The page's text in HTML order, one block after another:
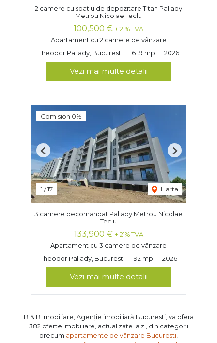
2 camere cu spatiu de depozitare Titan Pallady
Metrou Nicolae Teclu
100,500 € + 21% TVA
Apartament cu 2 camere de vânzare
Theodor Pallady, Bucuresti
61.9 mp 2026
Vezi mai multe detalii
Comision 0%
1 /17 Harta
Previous Next
3 camere decomandat Pallady Metrou Nicolae
Teclu
133,900 € + 21% TVA
Apartament cu 3 camere de vânzare
Theodor Pallady, Bucuresti
92 mp 2026
Vezi mai multe detalii
B & B Imobiliare, Agenție imobiliară Bucuresti, va ofera
382 oferte imobiliare, actualizate la zi, din categorii
precum apartamente de vânzare Bucuresti